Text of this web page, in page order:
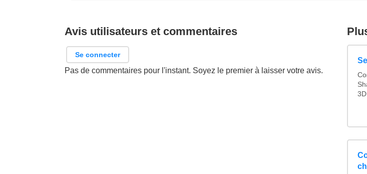
Avis utilisateurs et commentaires
Se connecter
Pas de commentaires pour l'instant. Soyez le premier à laisser votre avis.